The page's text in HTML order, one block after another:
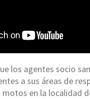
los agentes socio
a sus áreas de
en la localidad